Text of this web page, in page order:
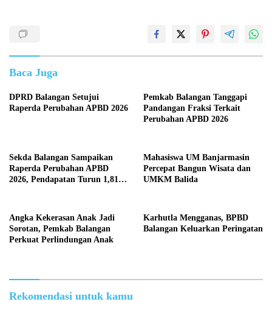
Baca Juga
DPRD Balangan Setujui
Raperda Perubahan APBD 2026
Pemkab Balangan Tanggapi
Pandangan Fraksi Terkait
Perubahan APBD 2026
Sekda Balangan Sampaikan
Raperda Perubahan APBD
2026, Pendapatan Turun 1,81
Mahasiswa UM Banjarmasin
Percepat Bangun Wisata dan
UMKM Balida
Angka Kekerasan Anak Jadi
Sorotan, Pemkab Balangan
Perkuat Perlindungan Anak
Karhutla Mengganas, BPBD
Balangan Keluarkan Peringatan
Rekomendasi untuk kamu